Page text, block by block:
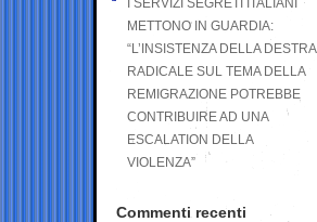
I SERVIZI SEGRETI ITALIANI
METTONO IN GUARDIA:
“L’INSISTENZA DELLA DESTRA
RADICALE SUL TEMA DELLA
REMIGRAZIONE POTREBBE
CONTRIBUIRE AD UNA
ESCALATION DELLA
VIOLENZA”
Commenti recenti